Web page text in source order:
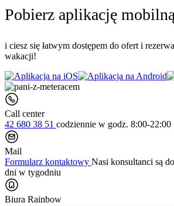
Pobierz aplikację
i ciesz się łatwym dostępem do ofert i
wakacji!
Call center
42 680 38 51 codziennie w godz. 8:00-22:00
Mail
Formularz kontaktowy Nasi konsultanci są
dni w tygodniu
Biura Rainbow